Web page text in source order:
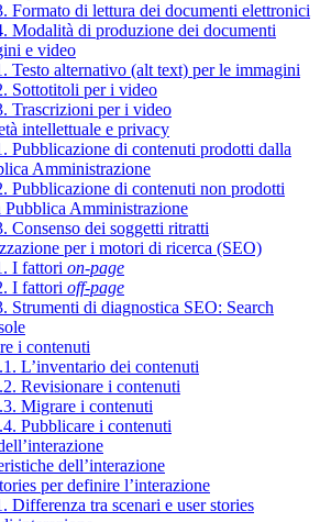
Formato di lettura dei documenti elettronici
Modalità di produzione dei documenti
e video
Testo alternativo (alt text) per le immagini
Sottotitoli per i video
Trascrizioni per i video
intellettuale e privacy
Pubblicazione di contenuti prodotti dalla
Amministrazione
Pubblicazione di contenuti non prodotti
Pubblica Amministrazione
Consenso dei soggetti ritratti
per i motori di ricerca (SEO)
I fattori on-page
I fattori off-page
Strumenti di diagnostica SEO: Search
i contenuti
L’inventario dei contenuti
Revisionare i contenuti
Migrare i contenuti
Pubblicare i contenuti
dell’interazione
per definire l’interazione
Differenza tra scenari e user stories